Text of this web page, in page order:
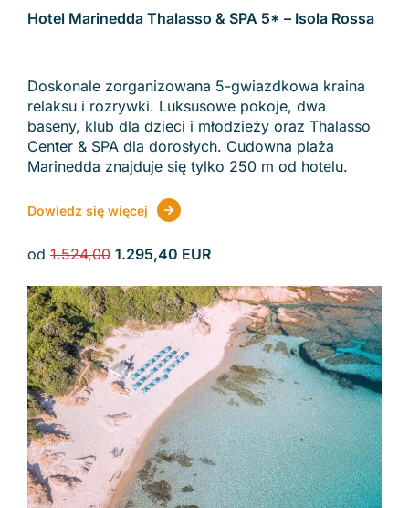
Hotel Marinedda Thalasso & SPA 5* – Isola Rossa
Doskonale zorganizowana 5-gwiazdkowa kraina
relaksu i rozrywki. Luksusowe pokoje, dwa
baseny, klub dla dzieci i młodzieży oraz Thalasso
Center & SPA dla dorosłych. Cudowna plaża
Marinedda znajduje się tylko 250 m od hotelu.
Dowiedz się więcej
od 1.524,00 1.295,40 EUR